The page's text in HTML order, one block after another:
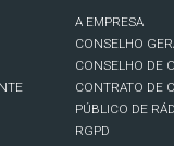
A EMPRESA
CONSELHO
CONSELHO DE
CONTRATO DE
PÚBLICO DE
RGPD